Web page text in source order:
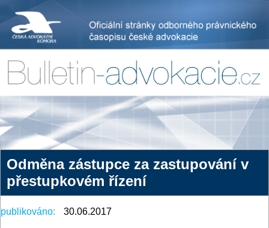
Odměna zástupce za zastupování v
přestupkovém řízení
publikováno: 30.06.2017